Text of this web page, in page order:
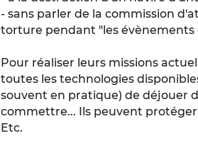
- sans parler de la commission
torture pendant "les évènements
Pour réaliser leurs missions
toutes les technologies
souvent en pratique) de déjouer
commettre... Ils peuvent
Etc.